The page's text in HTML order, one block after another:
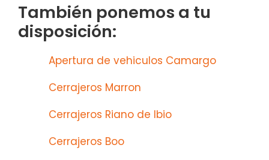
También ponemos a tu
disposición:
Apertura de vehiculos Camargo
Cerrajeros Marron
Cerrajeros Riano de Ibio
Cerrajeros Boo